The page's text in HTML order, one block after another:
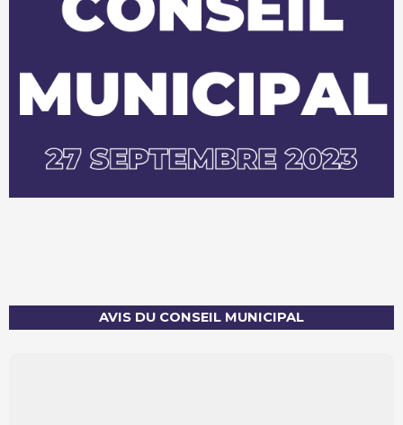
AVIS DU CONSEIL MUNICIPAL